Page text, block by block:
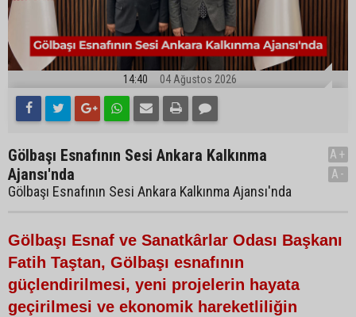
14:40 04 Ağustos 2026
Gölbaşı Esnafının Sesi Ankara Kalkınma
Ajansı'nda
Gölbaşı Esnafının Sesi Ankara Kalkınma Ajansı'nda
A+
A-
Gölbaşı Esnaf ve Sanatkârlar Odası Başkanı
Fatih Taştan, Gölbaşı esnafının
güçlendirilmesi, yeni projelerin hayata
geçirilmesi ve ekonomik hareketliliğin